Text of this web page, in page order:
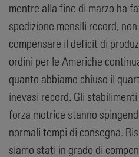
mentre alla fine di marzo ha
spedizione mensili record,
compensare il deficit di
ordini per le Americhe
quanto abbiamo chiuso il
inevasi record. Gli
forza motrice stanno
normali tempi di consegna.
siamo stati in grado di